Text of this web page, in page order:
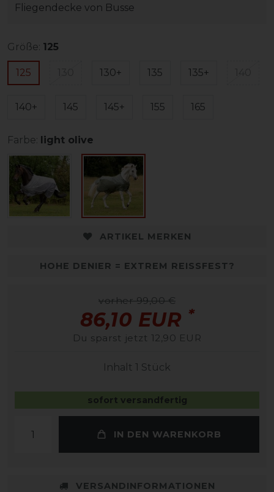
Fliegendecke von Busse
Größe: 125
125 130+ 135 135+
140+ 145 145+ 155 165
Farbe: light olive
ARTIKEL MERKEN
HOHE DENIER = EXTREM REISSFEST?
vorher 99,00 €
86,10 EUR *
Du sparst jetzt 12,90 EUR
Inhalt 1 Stück
sofort versandfertig
IN DEN WARENKORB
VERSANDINFORMATIONEN